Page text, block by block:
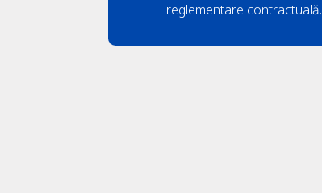
reglementare contractuală.